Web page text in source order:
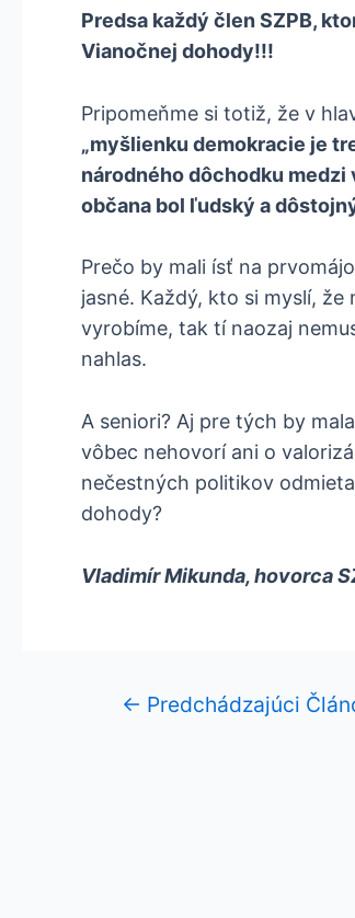
Predsa každý člen SZPB,
Vianočnej dohody!!!
Pripomeňme si totiž, že v
„myšlienku demokracie je
národného dôchodku
občana bol ľudský a
Prečo by mali ísť na
jasné. Každý, kto si myslí, že
vyrobíme, tak tí naozaj
nahlas.
A seniori? Aj pre tých by
vôbec nehovorí ani o
nečestných politikov
dohody?
Vladimír Mikunda, hovorca
Navigácia
← Predchádzajúci